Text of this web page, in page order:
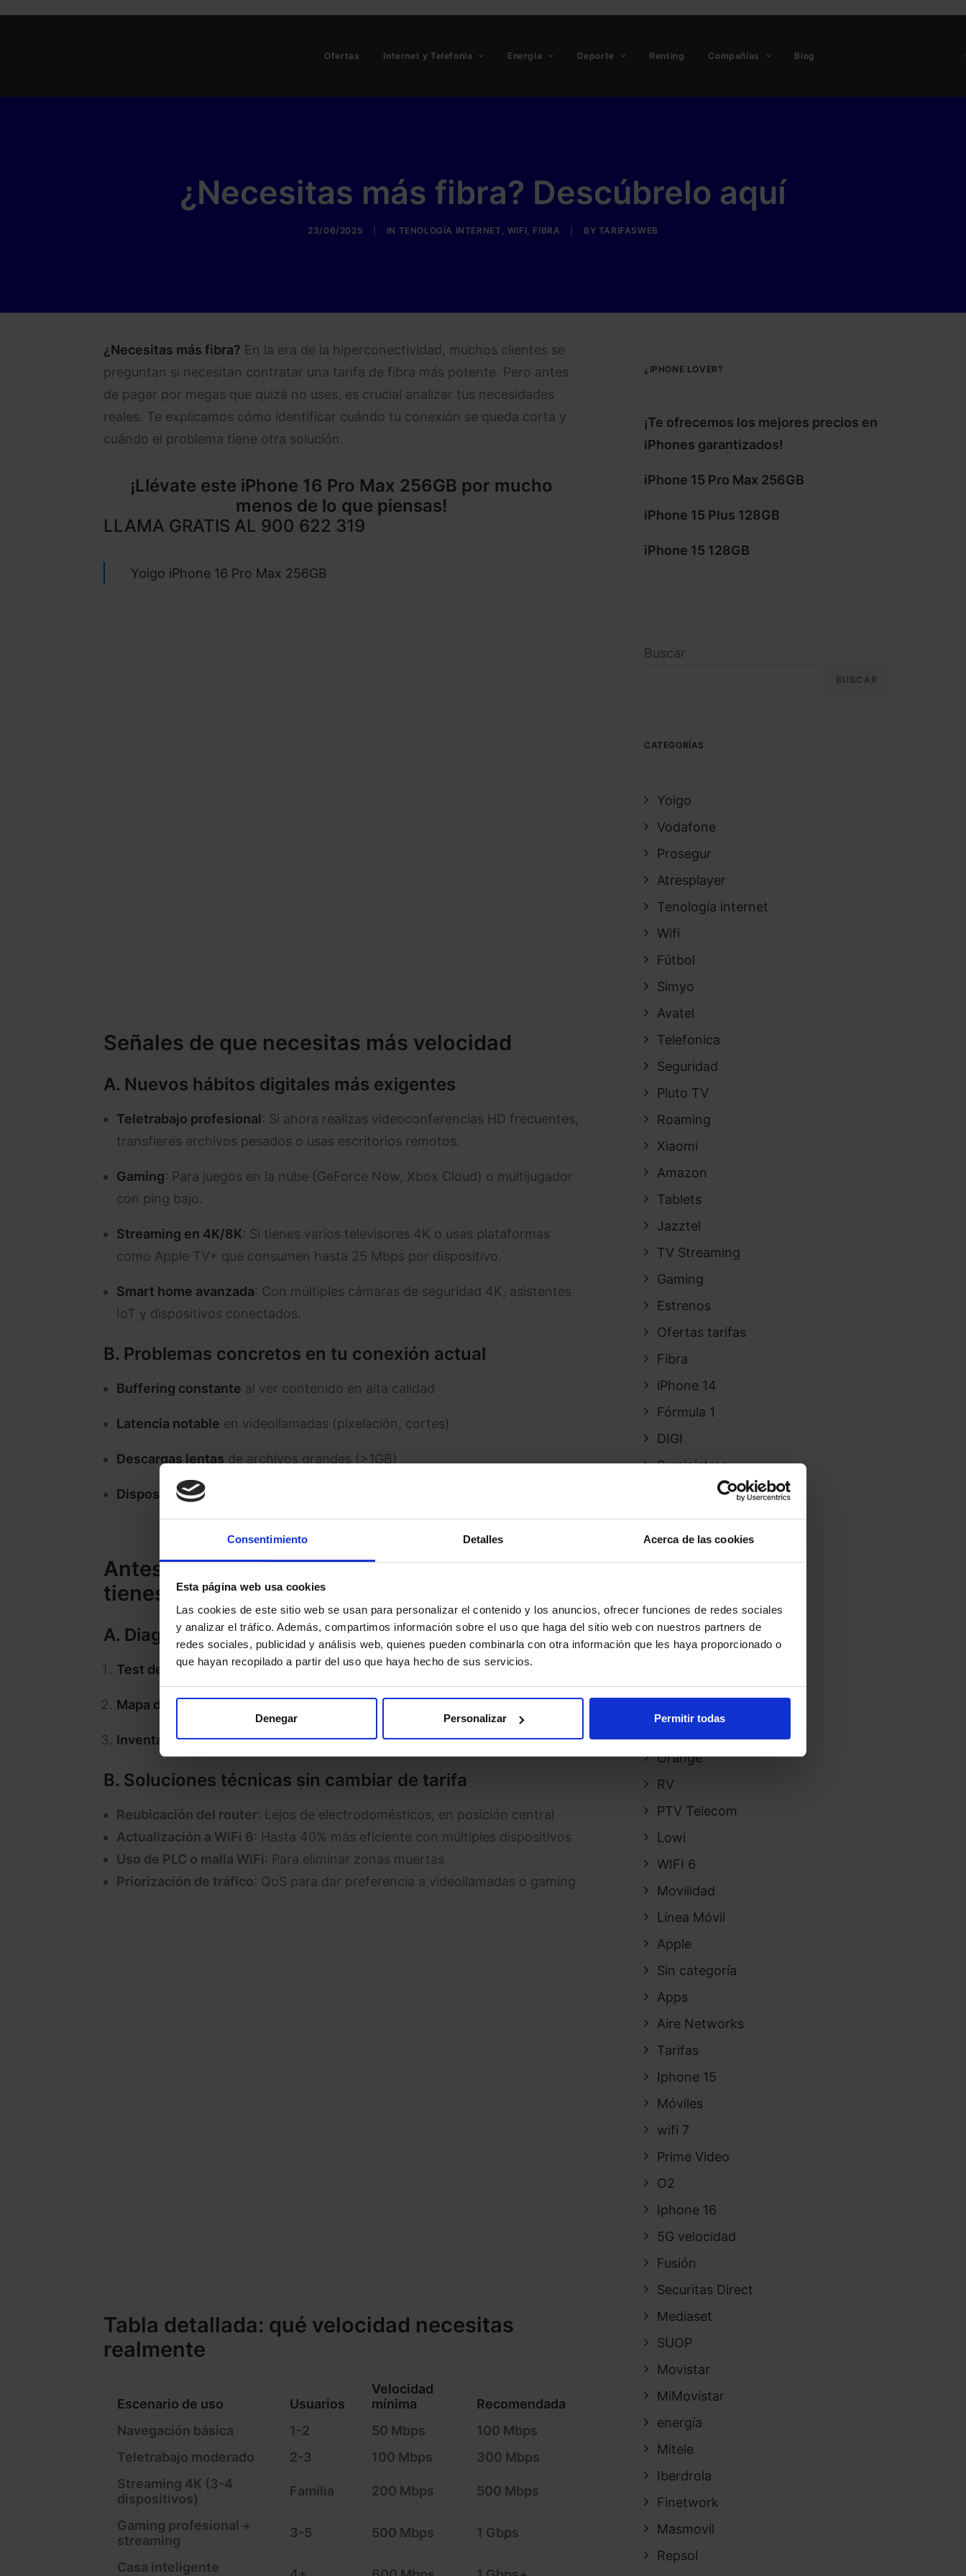
Consentimiento Detalles Acerca de las cookies
Esta página web usa cookies
Las cookies de este sitio web se usan para personalizar el contenido y los anuncios, ofrecer funciones de redes sociales
y analizar el tráfico. Además, compartimos información sobre el uso que haga del sitio web con nuestros partners de
redes sociales, publicidad y análisis web, quienes pueden combinarla con otra información que les haya proporcionado o
que hayan recopilado a partir del uso que haya hecho de sus servicios.
Denegar Personalizar Permitir todas
Ofertas Internet y Telefonía Energía Deporte Renting Compañías Blog
¿Necesitas más fibra? Descúbrelo aquí
23/06/2025 IN TENOLOGÍA INTERNET , WIFI, FIBRA BY TARIFASWEB
¿Necesitas más fibra? En la era de la hiperconectividad, muchos clientes se
preguntan si necesitan contratar una tarifa de fibra más potente. Pero antes
de pagar por megas que quizá no uses, es crucial analizar tus necesidades
reales. Te explicamos cómo identificar cuándo tu conexión se queda corta y
cuándo el problema tiene otra solución.
¡Llévate este iPhone 16 Pro Max 256GB por mucho
menos de lo que piensas!
LLAMA GRATIS AL 900 622 319
Yoigo iPhone 16 Pro Max 256GB
Señales de que necesitas más velocidad
A. Nuevos hábitos digitales más exigentes
Teletrabajo profesional: Si ahora realizas videoconferencias HD frecuentes,
transfieres archivos pesados o usas escritorios remotos.
Gaming: Para juegos en la nube (GeForce Now, Xbox Cloud) o multijugador
con ping bajo.
Streaming en 4K/8K: Si tienes varios televisores 4K o usas plataformas
como Apple TV+ que consumen hasta 25 Mbps por dispositivo.
Smart home avanzada: Con múltiples cámaras de seguridad 4K, asistentes
IoT y dispositivos conectados.
B. Problemas concretos en tu conexión actual
Buffering constante al ver contenido en alta calidad
Latencia notable en videollamadas (pixelación, cortes)
Descargas lentas de archivos grandes (>1GB)
Dispositivos que se desconectan
Antes de cambiar de tarifa: Optimiza lo que ya
tienes
A. Diagnóstico completo de tu red
Test de velocidad real(en diferentes horas del día)
Mapa de cobertura WiFi
Inventario de dispositivosconectados
B. Soluciones técnicas sin cambiar de tarifa
Reubicación del router: Lejos de electrodomésticos, en posición central
Actualización a WiFi 6: Hasta 40% más eficiente con múltiples dispositivos
Uso de PLC o malla WiFi: Para eliminar zonas muertas
Priorización de tráfico: QoS para dar preferencia a videollamadas o gaming
Tabla detallada: qué velocidad necesitas
realmente
Escenario de uso Usuarios
Velocidad
mínima
Recomendada
Navegación básica
1-2 50 Mbps
100 Mbps
Teletrabajo moderado
2-3 100 Mbps
300 Mbps
Streaming 4K (3-4
dispositivos)
Familia 200 Mbps 500 Mbps
Gaming profesional +
streaming
3-5 500 Mbps 1 Gbps
Casa inteligente
¿IPHONE LOVER?
¡Te ofrecemos los mejores precios en
iPhones garantizados!
iPhone 15 Pro Max 256GB
iPhone 15 Plus 128GB
iPhone 15 128GB
Buscar
BUSCAR
CATEGORÍAS
Yoigo
Vodafone
Prosegur
Atresplayer
Tenología internet
Wifi
Fútbol
Simyo
Avatel
Telefonica
Seguridad
Pluto TV
Roaming
Xiaomi
Amazon
Tablets
Jazztel
TV Streaming
Gaming
Estrenos
Ofertas tarifas
Fibra
iPhone 14
Fórmula 1
DIGI
Suministros
Promoción
SOUP
Wimax
Servicios
Television – OTT
Orange
RV
PTV Telecom
Lowi
WIFI 6
Movilidad
Línea Móvil
Apple
Sin categoría
Apps
Aire Networks
Tarifas
Iphone 15
Móviles
wifi 7
Prime Video
O2
Iphone 16
5G velocidad
Fusión
Securitas Direct
Mediaset
SUOP
Movistar
MiMovistar
energía
Mitele
Iberdrola
Finetwork
Masmovil
Repsol